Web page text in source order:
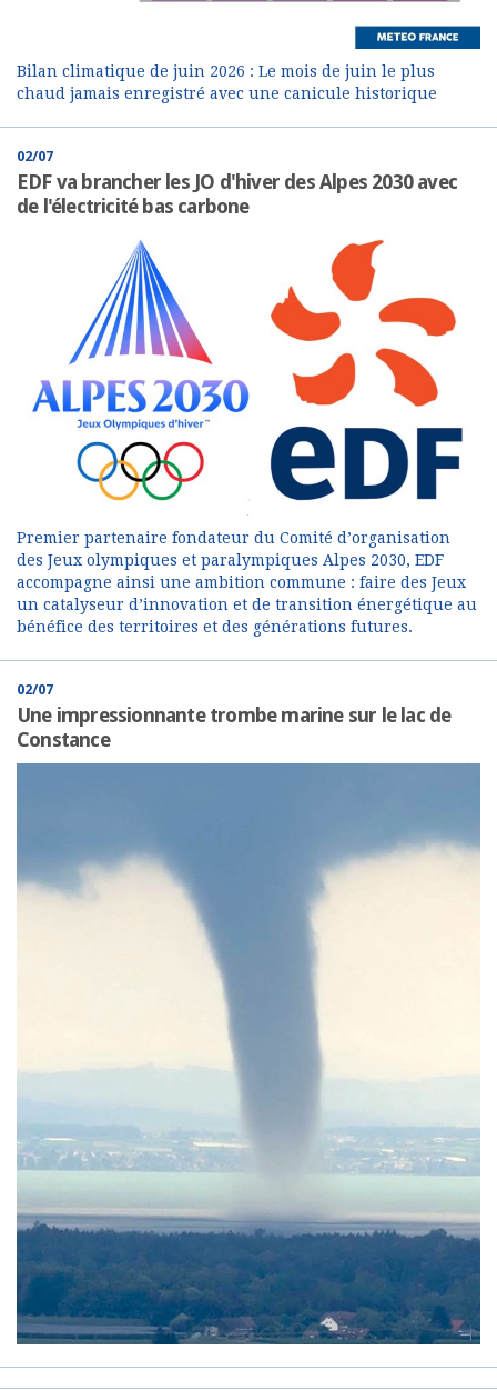
Bilan climatique de juin 2026 : Le mois de juin le plus
chaud jamais enregistré avec une canicule historique
02/07
EDF va brancher les JO d'hiver des Alpes 2030 avec
de l'électricité bas carbone
Premier partenaire fondateur du Comité d’organisation
des Jeux olympiques et paralympiques Alpes 2030, EDF
accompagne ainsi une ambition commune : faire des Jeux
un catalyseur d’innovation et de transition énergétique au
bénéfice des territoires et des générations futures.
02/07
Une impressionnante trombe marine sur le lac de
Constance